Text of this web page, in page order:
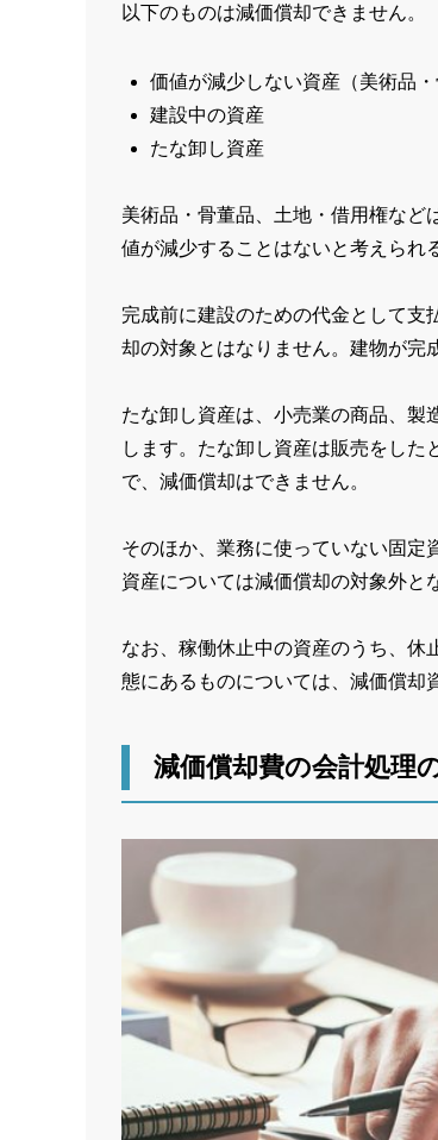
以下のものは減価償却できません。
価値が減少しない資産（美術品
建設中の資産
たな卸し資産
美術品・骨董品、土地・借用権など
値が減少することはないと考えられ
完成前に建設のための代金として支
却の対象とはなりません。建物が完
たな卸し資産は、小売業の商品、製
します。たな卸し資産は販売をし
で、減価償却はできません。
そのほか、業務に使っていない固定
資産については減価償却の対象外と
なお、稼働休止中の資産のうち、休
態にあるものについては、減価償却
減価償却費の会計処理